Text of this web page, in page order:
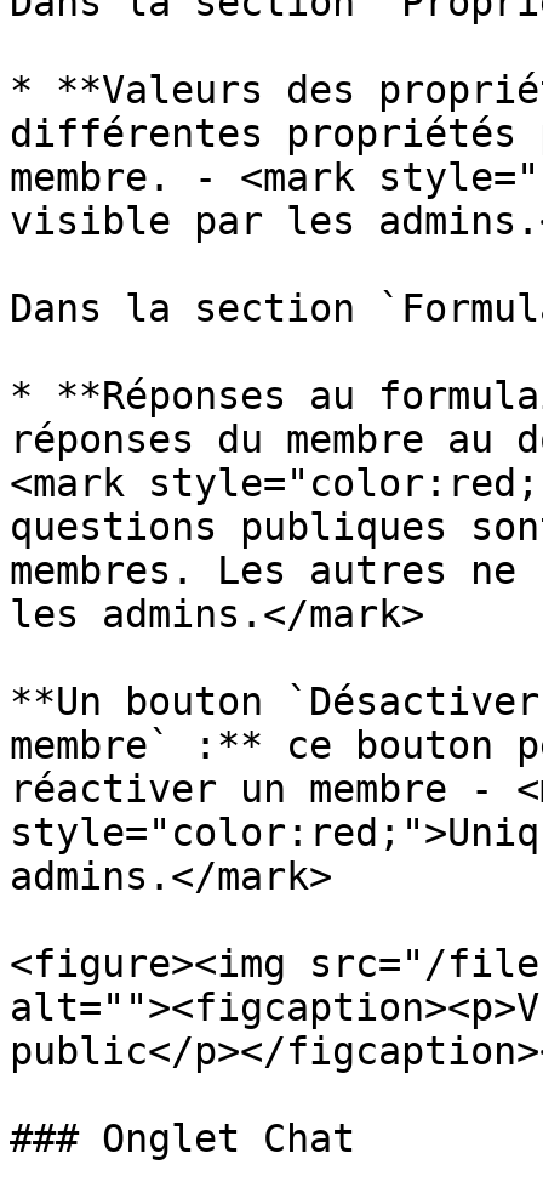
* **Valeurs des
différentes propriétés
membre. - <mark
visible par les
Dans la section
* **Réponses au
réponses du membre
<mark
questions publiques
membres. Les autres
les admins.</mark>
**Un bouton
membre` :** ce bouton
réactiver un membre -
admins.</mark>
<figure><img src="/files/
public</p></
### Onglet Chat